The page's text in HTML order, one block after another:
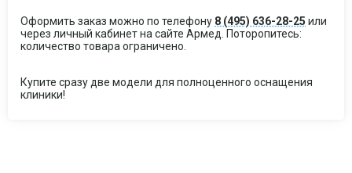
Оформить заказ можно по телефону 8 (495) 636-28-25 или
через личный кабинет на сайте Армед. Поторопитесь:
количество товара ограничено.
Купите сразу две модели для полноценного оснащения
клиники!